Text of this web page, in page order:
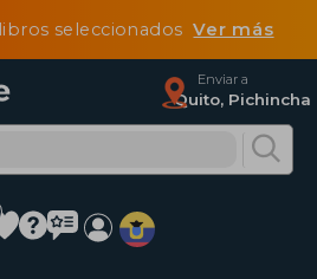
seleccionadosVer más
Enviar a
Quito, Pichincha